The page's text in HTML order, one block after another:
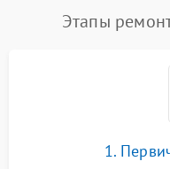
Этапы
1.